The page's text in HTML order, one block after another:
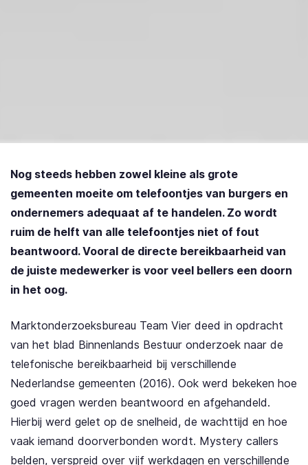
Nog steeds hebben zowel kleine als grote
gemeenten moeite om telefoontjes van burgers en
ondernemers adequaat af te handelen. Zo wordt
ruim de helft van alle telefoontjes niet of fout
beantwoord. Vooral de directe bereikbaarheid van
de juiste medewerker is voor veel bellers een doorn
in het oog.
Marktonderzoeksbureau Team Vier deed in opdracht
van het blad Binnenlands Bestuur onderzoek naar de
telefonische bereikbaarheid bij verschillende
Nederlandse gemeenten (2016). Ook werd bekeken hoe
goed vragen werden beantwoord en afgehandeld.
Hierbij werd gelet op de snelheid, de wachttijd en hoe
vaak iemand doorverbonden wordt. Mystery callers
belden, verspreid over vijf werkdagen en verschillende